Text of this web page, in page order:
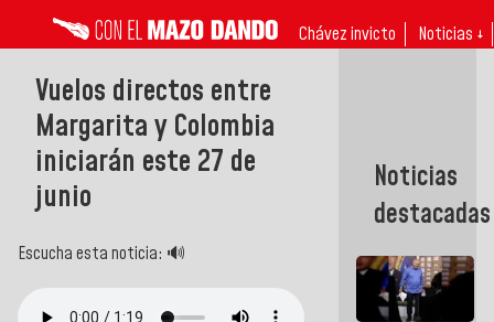
Chávez invicto Noticias ↓
Vuelos directos entre
Margarita y Colombia
iniciarán este 27 de
junio
Escucha esta noticia: 🔊
Noticias
destacadas